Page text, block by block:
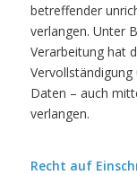
betreffender
verlangen. Unter
Verarbeitung hat
Daten – auch
verlangen.
Recht auf